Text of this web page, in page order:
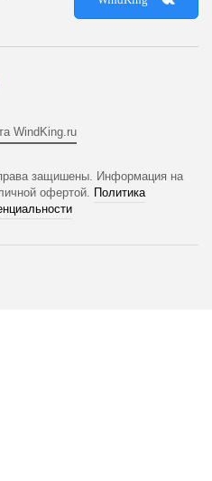
защишены. Информация на
офертой. Политика
WindKing.ru